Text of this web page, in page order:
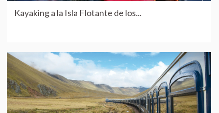
Kayaking a la Isla Flotante de los...